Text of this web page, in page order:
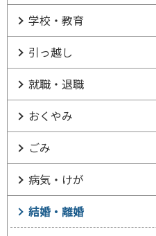
学校・教育
引っ越し
就職・退職
おくやみ
ごみ
病気・けが
結婚・離婚